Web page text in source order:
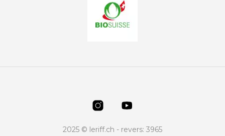
2025 © leriff.ch - revers: 3965